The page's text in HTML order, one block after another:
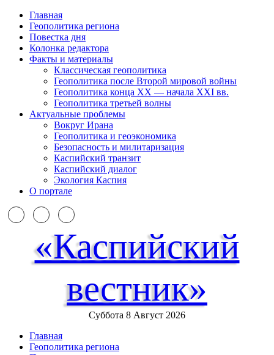
Главная
Геополитика региона
Повестка дня
Колонка редактора
Факты и материалы
Классическая геополитика
Геополитика после Второй мировой войны
Геополитика конца XX — начала XXI вв.
Геополитика третьей волны
Актуальные проблемы
Вокруг Ирана
Геополитика и геоэкономика
Безопасность и милитаризация
Каспийский транзит
Каспийский диалог
Экология Каспия
О портале
«Каспийский
вестник»
Суббота 8 Август 2026
Главная
Геополитика региона